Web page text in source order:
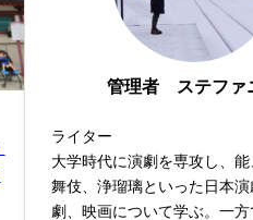
管理者 ステファ
ライター
大学時代に演劇を専攻し、
舞伎、浄瑠璃といった日本
劇、映画について学ぶ。一